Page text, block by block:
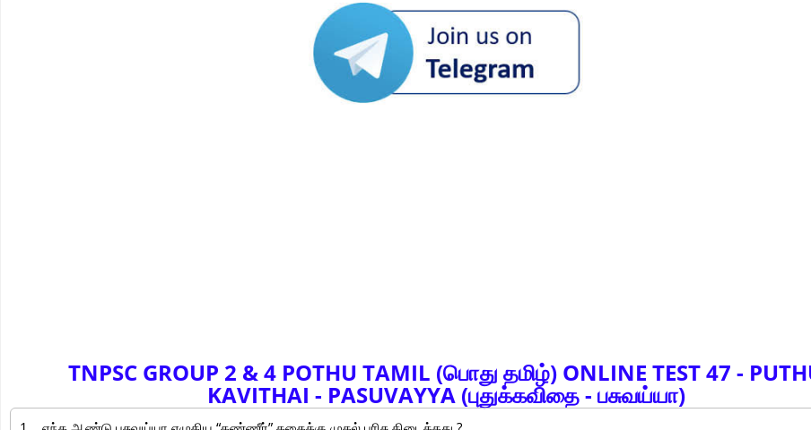
TNPSC GROUP 2 & 4 POTHU TAMIL (பொது தமிழ்) ONLINE TEST 47 -
KAVITHAI - PASUVAYYA (புதுக்கவிதை - பசுவய்யா)